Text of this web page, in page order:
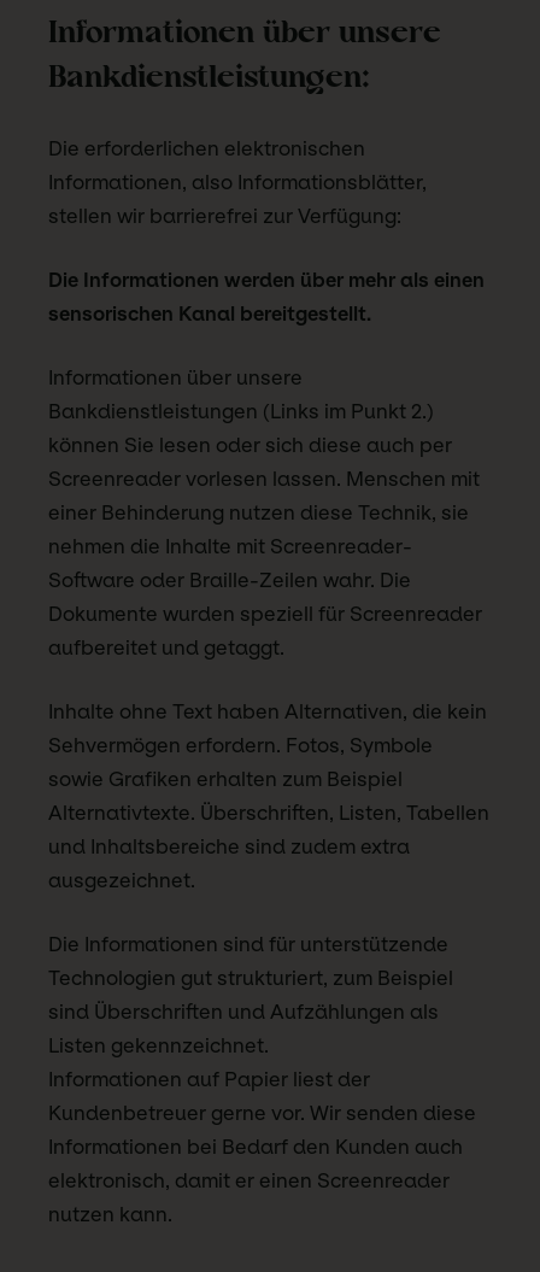
Informationen über unsere
Bankdienstleistungen:
Die erforderlichen elektronischen
Informationen, also Informationsblätter,
stellen wir barrierefrei zur Verfügung:
Die Informationen werden über mehr als einen
sensorischen Kanal bereitgestellt.
Informationen über unsere
Bankdienstleistungen (Links im Punkt 2.)
können Sie lesen oder sich diese auch per
Screenreader vorlesen lassen. Menschen mit
einer Behinderung nutzen diese Technik, sie
nehmen die Inhalte mit Screenreader-
Software oder Braille-Zeilen wahr. Die
Dokumente wurden speziell für Screenreader
aufbereitet und getaggt.
Inhalte ohne Text haben Alternativen, die kein
Sehvermögen erfordern. Fotos, Symbole
sowie Grafiken erhalten zum Beispiel
Alternativtexte. Überschriften, Listen, Tabellen
und Inhaltsbereiche sind zudem extra
ausgezeichnet.
Die Informationen sind für unterstützende
Technologien gut strukturiert, zum Beispiel
sind Überschriften und Aufzählungen als
Listen gekennzeichnet.
Informationen auf Papier liest der
Kundenbetreuer gerne vor. Wir senden diese
Informationen bei Bedarf den Kunden auch
elektronisch, damit er einen Screenreader
nutzen kann.